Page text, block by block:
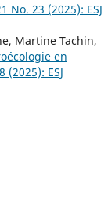
No. 23 (2025): ESJ
Martine Tachin,
en
(2025): ESJ